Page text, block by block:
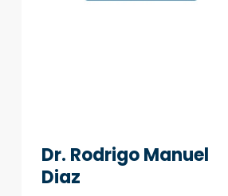
Dr. Rodrigo Manuel
Diaz